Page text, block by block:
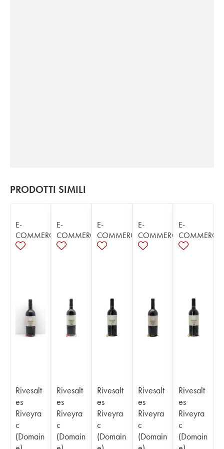
PRODOTTI SIMILI
E-
COMMERCE
Rivesalt
es
Riveyra
c
(Domain
E-
COMMERCE
Rivesalt
es
Riveyra
c
(Domain
E-
COMMERCE
Rivesalt
es
Riveyra
c
(Domain
E-
COMMERCE
Rivesalt
es
Riveyra
c
(Domain
E-
COMMERCE
Rivesalt
es
Riveyra
c
(Domain